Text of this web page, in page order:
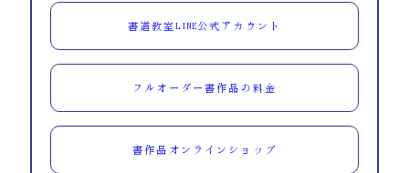
書道教室LINE公式アカウント
フルオーダー書作品の料金
書作品オンラインショップ